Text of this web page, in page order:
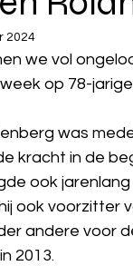
2024
we vol
op 78-
was
kracht in de
ook
ook voorzitter
andere voor
2013.